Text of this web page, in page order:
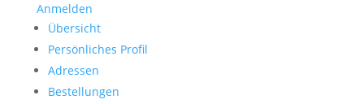
Anmelden
Übersicht
Persönliches Profil
Adressen
Bestellungen